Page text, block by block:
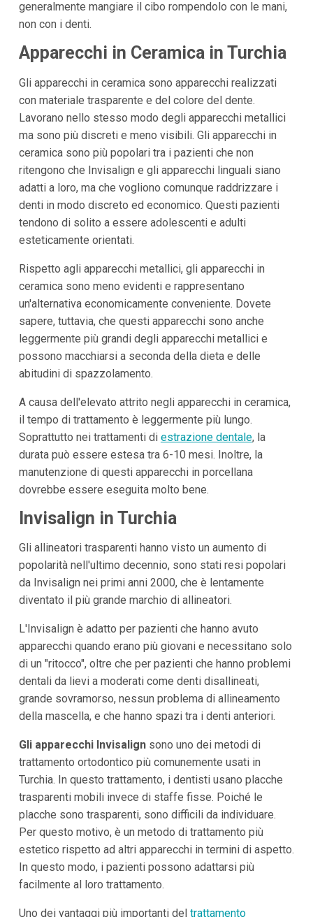
generalmente mangiare il cibo rompendolo con le mani,
non con i denti.
Apparecchi in Ceramica in Turchia
Gli apparecchi in ceramica sono apparecchi realizzati
con materiale trasparente e del colore del dente.
Lavorano nello stesso modo degli apparecchi metallici
ma sono più discreti e meno visibili. Gli apparecchi in
ceramica sono più popolari tra i pazienti che non
ritengono che Invisalign e gli apparecchi linguali siano
adatti a loro, ma che vogliono comunque raddrizzare i
denti in modo discreto ed economico. Questi pazienti
tendono di solito a essere adolescenti e adulti
esteticamente orientati.
Rispetto agli apparecchi metallici, gli apparecchi in
ceramica sono meno evidenti e rappresentano
un'alternativa economicamente conveniente. Dovete
sapere, tuttavia, che questi apparecchi sono anche
leggermente più grandi degli apparecchi metallici e
possono macchiarsi a seconda della dieta e delle
abitudini di spazzolamento.
A causa dell'elevato attrito negli apparecchi in ceramica,
il tempo di trattamento è leggermente più lungo.
Soprattutto nei trattamenti di estrazione dentale, la
durata può essere estesa tra 6-10 mesi. Inoltre, la
manutenzione di questi apparecchi in porcellana
dovrebbe essere eseguita molto bene.
Invisalign in Turchia
Gli allineatori trasparenti hanno visto un aumento di
popolarità nell'ultimo decennio, sono stati resi popolari
da Invisalign nei primi anni 2000, che è lentamente
diventato il più grande marchio di allineatori.
L'Invisalign è adatto per pazienti che hanno avuto
apparecchi quando erano più giovani e necessitano solo
di un "ritocco", oltre che per pazienti che hanno problemi
dentali da lievi a moderati come denti disallineati,
grande sovramorso, nessun problema di allineamento
della mascella, e che hanno spazi tra i denti anteriori.
Gli apparecchi Invisalignsono uno dei metodi di
trattamento ortodontico più comunemente usati in
Turchia. In questo trattamento, i dentisti usano placche
trasparenti mobili invece di staffe fisse. Poiché le
placche sono trasparenti, sono difficili da individuare.
Per questo motivo, è un metodo di trattamento più
estetico rispetto ad altri apparecchi in termini di aspetto.
In questo modo, i pazienti possono adattarsi più
facilmente al loro trattamento.
Uno dei vantaggi più importanti del trattamento